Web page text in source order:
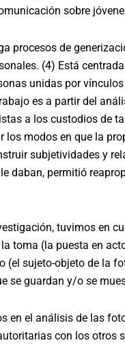
sobre
procesos de
(4) Está
unidas por
es a partir del
a los custodios de
los modos en que la
subjetividades y
daban, permitió
tuvimos en
toma (la puesta en
(el sujeto-objeto de la
se guardan y/o se
en el análisis de las
con los otros